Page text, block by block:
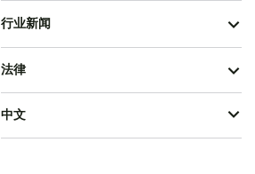
行业新闻
法律
中文